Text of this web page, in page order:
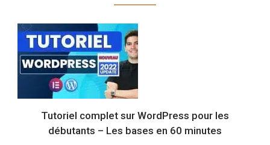
Tutoriel complet sur WordPress pour les
débutants – Les bases en 60 minutes